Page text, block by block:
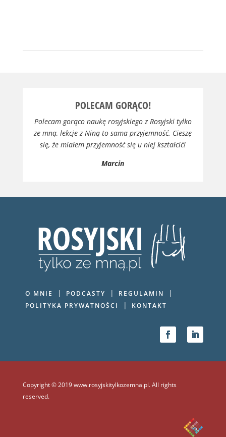
POLECAM GORĄCO!
Polecam gorąco naukę rosyjskiego z Rosyjski tylko
ze mną, lekcje z Niną to sama przyjemność. Cieszę
się, że miałem przyjemność się u niej kształcić!
Marcin
O MNIE | PODCASTY | REGULAMIN |
POLITYKA PRYWATNOŚCI | KONTAKT
Copyright © 2019 www.rosyjskitylkozemna.pl. All rights
reserved.